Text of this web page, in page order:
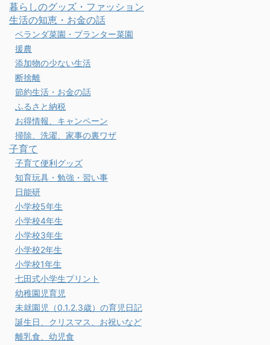
暮らしのグッズ・ファッション
生活の知恵・お金の話
ベランダ菜園・プランター菜園
援農
添加物の少ない生活
断捨離
節約生活・お金の話
ふるさと納税
お得情報、キャンペーン
掃除、洗濯、家事の裏ワザ
子育て
子育て便利グッズ
知育玩具・勉強・習い事
日能研
小学校5年生
小学校4年生
小学校3年生
小学校2年生
小学校1年生
七田式小学生プリント
幼稚園児育児
未就園児（0.1.2.3歳）の育児日記
誕生日、クリスマス、お祝いなど
離乳食、幼児食